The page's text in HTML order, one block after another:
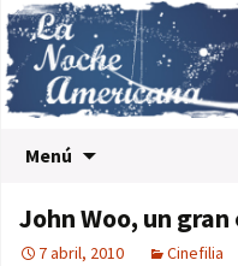
Menú
John Woo, un
7 abril, 2010 Cinefilia